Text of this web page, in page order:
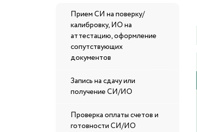
Прием СИ на поверку/
калибровку, ИО на
аттестацию, оформление
сопутствующих
документов
Запись на сдачу или
получение СИ/ИО
Проверка оплаты счетов и
готовности СИ/ИО